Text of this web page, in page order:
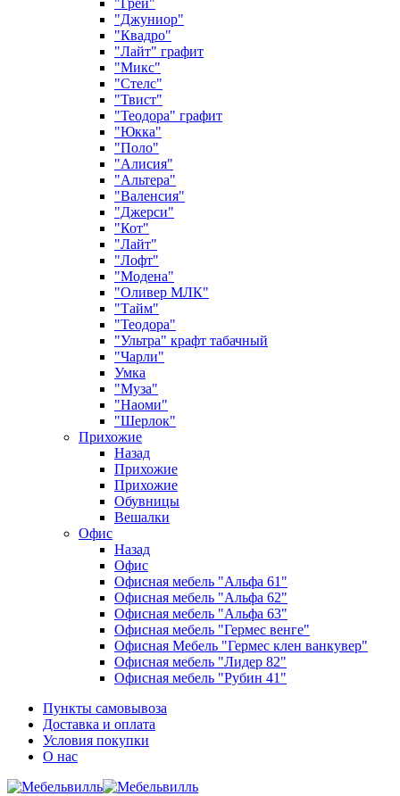
"Грей"
"Джуниор"
"Квадро"
"Лайт" графит
"Микс"
"Стелс"
"Твист"
"Теодора" графит
"Юкка"
"Поло"
"Алисия"
"Альтера"
"Валенсия"
"Джерси"
"Кот"
"Лайт"
"Лофт"
"Модена"
"Оливер МЛК"
"Тайм"
"Теодора"
"Ультра" крафт табачный
"Чарли"
Умка
"Муза"
"Наоми"
"Шерлок"
Прихожие
Назад
Прихожие
Прихожие
Обувницы
Вешалки
Офис
Назад
Офис
Офисная мебель "Альфа 61"
Офисная мебель "Альфа 62"
Офисная мебель "Альфа 63"
Офисная мебель "Гермес венге"
Офисная Мебель "Гермес клен ванкувер"
Офисная мебель "Лидер 82"
Офисная мебель "Рубин 41"
Пункты самовывоза
Доставка и оплата
Условия покупки
О нас